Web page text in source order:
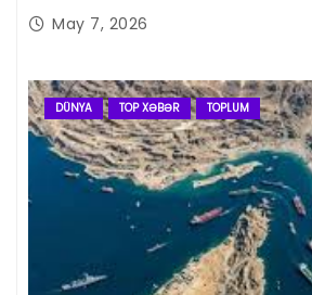
May 7, 2026
DÜNYA TOP XƏBƏR TOPLUM